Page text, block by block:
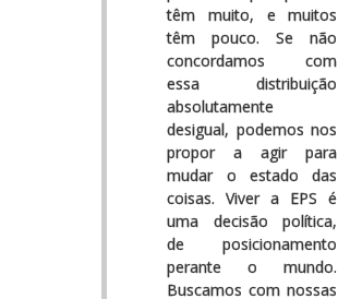
têm muito, e muitos
têm pouco. Se não
concordamos com
essa distribuição
absolutamente
desigual, podemos nos
propor a agir para
mudar o estado das
coisas. Viver a EPS é
uma decisão política,
de posicionamento
perante o mundo.
Buscamos com nossas